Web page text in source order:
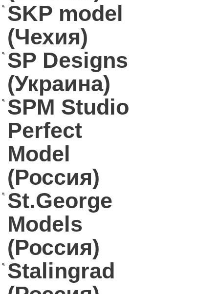
SKP model
(Чехия)
SP Designs
(Украина)
SPM Studio
Perfect
Model
(Россия)
St.George
Models
(Россия)
Stalingrad